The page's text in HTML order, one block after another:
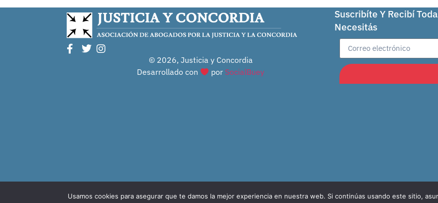
© 2026, Justicia y Concordia
Desarrollado con
por SocialBuey
Suscribíte Y Recibí
Necesitás
Usamos cookies para asegurar que te damos la mejor experiencia en nuestra web. Si continúas usando este sitio,